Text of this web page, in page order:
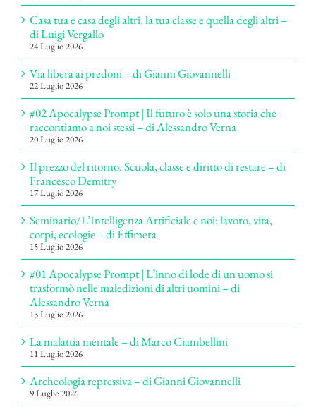
Casa tua e casa degli altri, la tua classe e quella degli altri –
di Luigi Vergallo
24 Luglio 2026
Via libera ai predoni – di Gianni Giovannelli
22 Luglio 2026
#02 Apocalypse Prompt | Il futuro è solo una storia che
raccontiamo a noi stessi – di Alessandro Verna
20 Luglio 2026
Il prezzo del ritorno. Scuola, classe e diritto di restare – di
Francesco Demitry
17 Luglio 2026
Seminario/L’Intelligenza Artificiale e noi: lavoro, vita,
corpi, ecologie – di Effimera
15 Luglio 2026
#01 Apocalypse Prompt | L’inno di lode di un uomo si
trasformò nelle maledizioni di altri uomini – di
Alessandro Verna
13 Luglio 2026
La malattia mentale – di Marco Ciambellini
11 Luglio 2026
Archeologia repressiva – di Gianni Giovannelli
9 Luglio 2026